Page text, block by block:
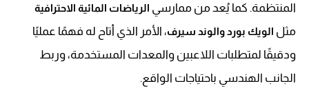
المنتظمة. كما يُعد من ممارسي الرياضات المائية الاحترافية
مثل الويك بورد والوند سيرف، الأمر الذي أتاح له فهمًا عمليًا
ودقيقًا لمتطلبات اللاعبين والمعدات المستخدمة، وربط
الجانب الهندسي باحتياجات الواقع.